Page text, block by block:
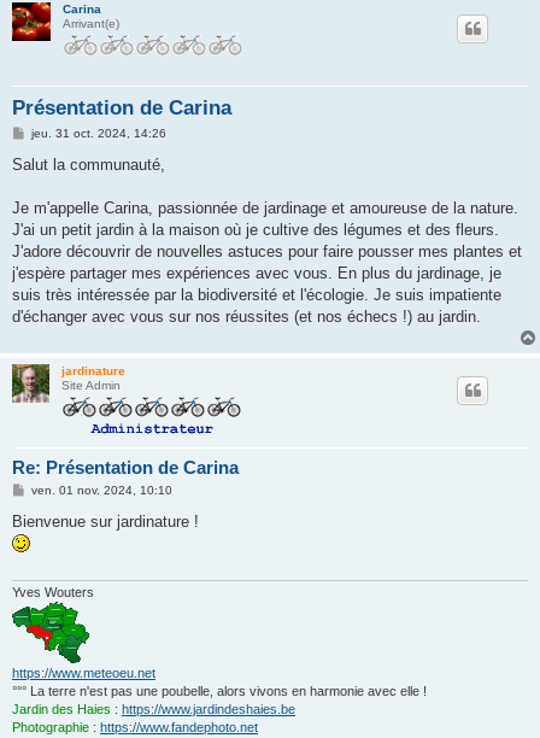
Carina
Arrivant(e)
Présentation de Carina
M
s
g
jeu. 31 oct. 2024, 14:26
Salut la communauté,
Je m'appelle Carina, passionnée de jardinage et amoureuse de la nature.
J'ai un petit jardin à la maison où je cultive des légumes et des fleurs.
J'adore découvrir de nouvelles astuces pour faire pousser mes plantes et
j'espère partager mes expériences avec vous. En plus du jardinage, je
suis très intéressée par la biodiversité et l'écologie. Je suis impatiente
d'échanger avec vous sur nos réussites (et nos échecs !) au jardin.
jardinature
Site Admin
Re: Présentation de Carina
M
s
a
ven. 01 nov. 2024, 10:10
Bienvenue sur jardinature !
Yves Wouters
https://www.meteoeu.net
°°° La terre n'est pas une poubelle, alors vivons en harmonie avec elle !
Jardin des Haies : https://www.jardindeshaies.be
Photographie : https://www.fandephoto.net